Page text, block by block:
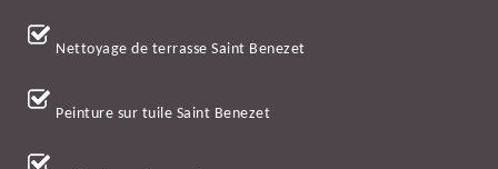
Nettoyage de terrasse Saint Benezet
Peinture sur tuile Saint Benezet